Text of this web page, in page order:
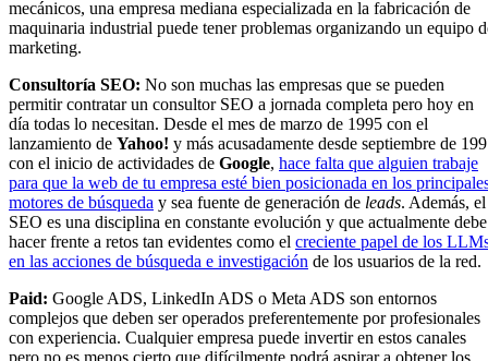
mecánicos, una empresa mediana especializada en la fabricación de
maquinaria industrial puede tener problemas organizando un equipo
marketing.
Consultoría SEO: No son muchas las empresas que se pueden
permitir contratar un consultor SEO a jornada completa pero hoy en
día todas lo necesitan. Desde el mes de marzo de 1995 con el
lanzamiento de Yahoo! y más acusadamente desde septiembre de
con el inicio de actividades de Google, hace falta que alguien trabaje
para que la web de tu empresa esté bien posicionada en los
motores de búsqueda y sea fuente de generación de leads. Además, el
SEO es una disciplina en constante evolución y que actualmente debe
hacer frente a retos tan evidentes como el creciente papel de los
en las acciones de búsqueda e investigación de los usuarios de la red.
Paid: Google ADS, LinkedIn ADS o Meta ADS son entornos
complejos que deben ser operados preferentemente por profesionales
con experiencia. Cualquier empresa puede invertir en estos canales